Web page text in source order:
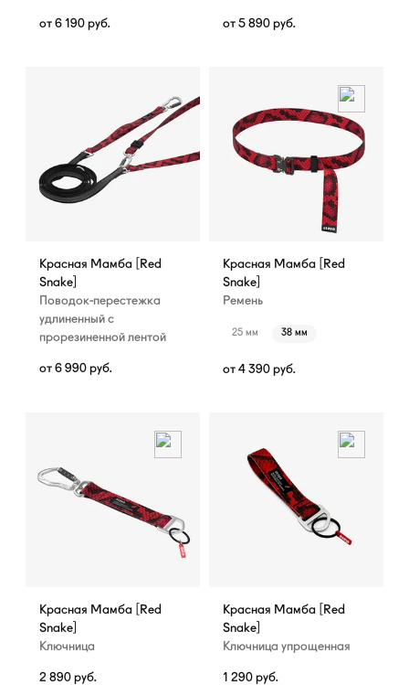
от 6 190 руб. от 5 890 руб.
Красная Мамба [Red
Snake]
Поводок-перестежка
удлиненный с
прорезиненной лентой
от 6 990 руб.
Красная Мамба [Red
Snake]
Ремень
25 мм 38 мм
от 4 390 руб.
Красная Мамба [Red
Snake]
Ключница
2 890 руб.
Красная Мамба [Red
Snake]
Ключница упрощенная
1 290 руб.